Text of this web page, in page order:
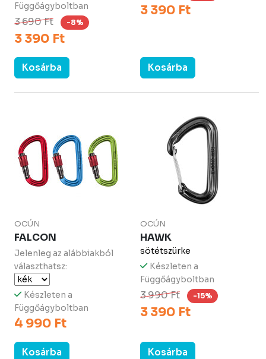
Függőágyboltban
3 690 Ft -8%
3 390 Ft
Kosárba
3 390 Ft
Kosárba
OCÚN
FALCON
Jelenleg az alábbiakból
választhatsz:
Készleten a
Függőágyboltban
4 990 Ft
Kosárba
OCÚN
HAWK
sötétszürke
Készleten a
Függőágyboltban
3 990 Ft -15%
3 390 Ft
Kosárba